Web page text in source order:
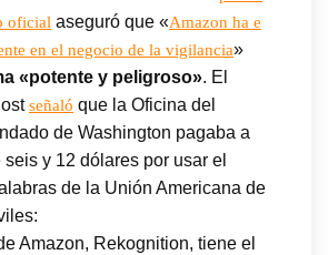
oficial aseguró que «Amazon ha e
en el negocio de la vigilancia»
«potente y peligroso». El
señaló que la Oficina del
de Washington pagaba a
y 12 dólares por usar el
de la Unión Americana de
Amazon, Rekognition, tiene el